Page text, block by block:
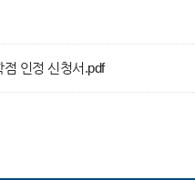
점 인정 신청서.pdf